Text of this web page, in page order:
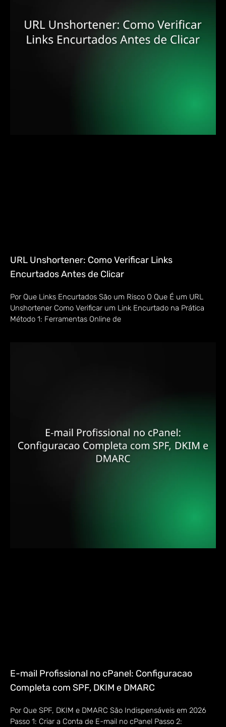
URL Unshortener: Como Verificar Links
Encurtados Antes de Clicar
Por Que Links Encurtados São um Risco O Que É um URL
Unshortener Como Verificar um Link Encurtado na Prática
Método 1: Ferramentas Online de
E-mail Profissional no cPanel: Configuracao
Completa com SPF, DKIM e DMARC
Por Que SPF, DKIM e DMARC São Indispensáveis em 2026
Passo 1: Criar a Conta de E-mail no cPanel Passo 2: